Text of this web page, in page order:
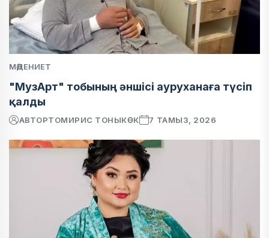
МӘДЕНИЕТ
"МузАрт" тобының әншісі ауруханаға түсіп
қалды
АВТОРТОМИРИС ТОНЫКӨК 7 ТАМЫЗ, 2026